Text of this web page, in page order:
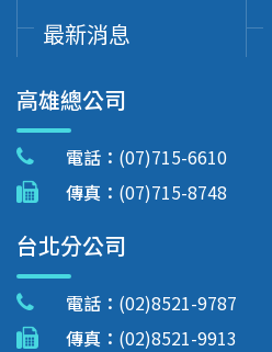
最新消息
高雄總公司
電話： (07)715-6610
傳真： (07)715-8748
台北分公司
電話： (02)8521-9787
傳真： (02)8521-9913